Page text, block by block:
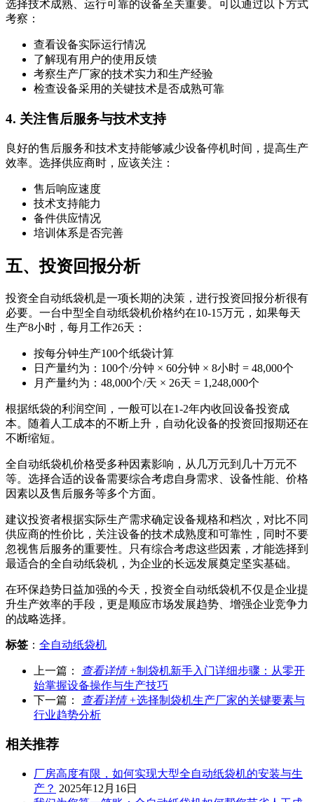
选择技术成熟、运行可靠的设备至关重要。可以通过以下方式
考察：
查看设备实际运行情况
了解现有用户的使用反馈
考察生产厂家的技术实力和生产经验
检查设备采用的关键技术是否成熟可靠
4. 关注售后服务与技术支持
良好的售后服务和技术支持能够减少设备停机时间，提高生产
效率。选择供应商时，应该关注：
售后响应速度
技术支持能力
备件供应情况
培训体系是否完善
五、投资回报分析
投资全自动纸袋机是一项长期的决策，进行投资回报分析很有
必要。一台中型全自动纸袋机价格约在10-15万元，如果每天
生产8小时，每月工作26天：
按每分钟生产100个纸袋计算
日产量约为：100个/分钟 × 60分钟 × 8小时 = 48,000个
月产量约为：48,000个/天 × 26天 = 1,248,000个
根据纸袋的利润空间，一般可以在1-2年内收回设备投资成
本。随着人工成本的不断上升，自动化设备的投资回报期还在
不断缩短。
全自动纸袋机价格受多种因素影响，从几万元到几十万元不
等。选择合适的设备需要综合考虑自身需求、设备性能、价格
因素以及售后服务等多个方面。
建议投资者根据实际生产需求确定设备规格和档次，对比不同
供应商的性价比，关注设备的技术成熟度和可靠性，同时不要
忽视售后服务的重要性。只有综合考虑这些因素，才能选择到
最适合的全自动纸袋机，为企业的长远发展奠定坚实基础。
在环保趋势日益加强的今天，投资全自动纸袋机不仅是企业提
升生产效率的手段，更是顺应市场发展趋势、增强企业竞争力
的战略选择。
标签 ： 全自动纸袋机
上一篇： 查看详情 +制袋机新手入门详细步骤：从零开
始掌握设备操作与生产技巧
下一篇：
查看详情 +选择制袋机生产厂家的关键要素与
行业趋势分析
相关推荐
厂房高度有限，如何实现大型全自动纸袋机的安装与生
产？ 2025年12月16日